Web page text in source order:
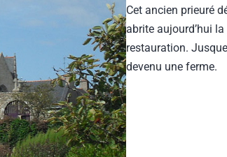
Cet ancien prieuré
abrite aujourd’hui la
restauration.
devenu une ferme.